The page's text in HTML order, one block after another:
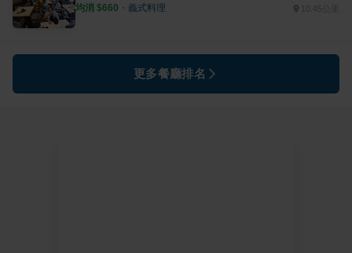
均消 $660 ・ 義式料理 10.45公里
更多餐廳排名